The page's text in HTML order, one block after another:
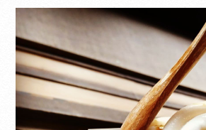
Select Language